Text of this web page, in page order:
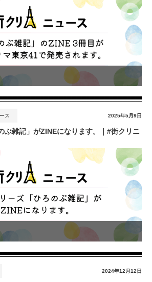
ス 2025年5月9日
ぶ雑記」がZINEになります。｜#街クリニ
2024年12月12日